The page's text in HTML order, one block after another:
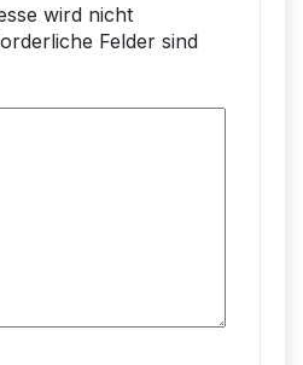
wird nicht
Felder sind